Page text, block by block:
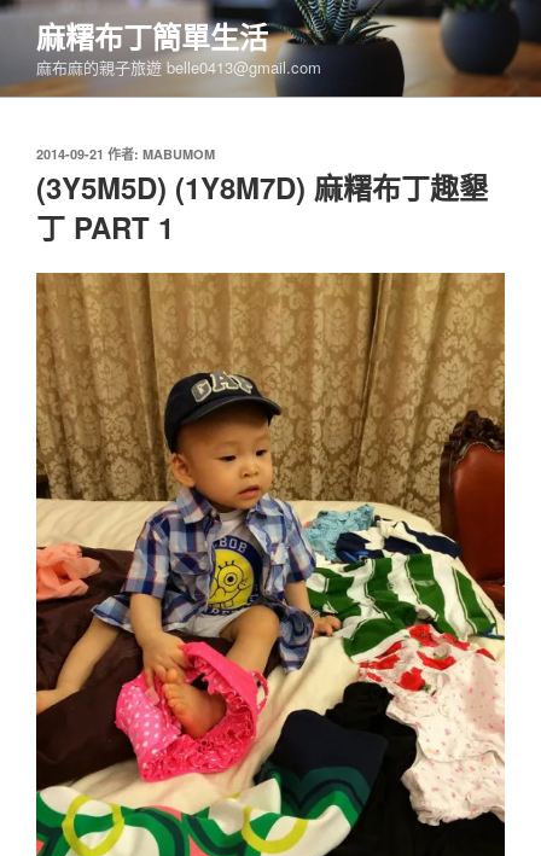
跳
要
麻糬布丁簡單生活
麻布麻的親子旅遊 belle0413@gmail.com
發
佈
於
2014-09-21 作者: MABUMOM
(3Y5M5D) (1Y8M7D) 麻糬布丁趣墾
丁 PART 1